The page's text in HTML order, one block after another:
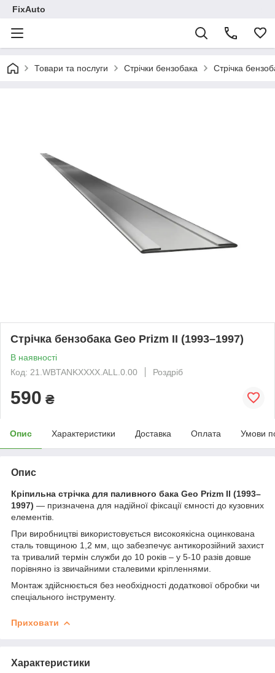
FixAuto
Товари та послуги Стрічки бензобака Стрічка
Стрічка бензобака Geo Prizm II (1993–1997)
В наявності
Код: 21.WBTANKXXXX.ALL.0.00
Роздріб
590 ₴
Опис Характеристики Доставка Оплата Умови
Опис
Кріпильна стрічка для паливного бака Geo Prizm II (1993–
1997) — призначена для надійної фіксації ємності до кузовних
елементів.
При виробництві використовується високоякісна оцинкована
сталь товщиною 1,2 мм, що забезпечує антикорозійний захист
та тривалий термін служби до 10 років – у 5-10 разів довше
порівняно із звичайними сталевими кріпленнями.
Монтаж здійснюється без необхідності додаткової обробки чи
спеціального інструменту.
Приховати
Характеристики